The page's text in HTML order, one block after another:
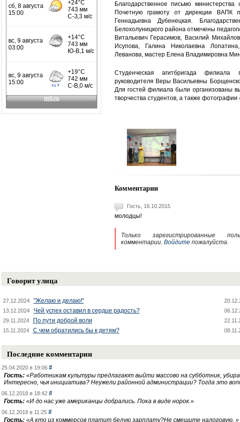
Благодарственное письмо
Почетную грамоту от дирекции ВАПК
Геннадьевна Дубенецкая.
Белохолуницкого района отмечены
Витальевич Герасимов, Василий
Исупова, Галина Николаевна
Леванова, мастер Елена Владимировна
Студенческая агитбригада филиала
руководителя Веры Васильевны
Для гостей филиала были организованы
творчества студентов, а также
Комментарии
Гость, 16.10.2015
молодцы!
Только зарегистрированные
комментарии. Войдитепожалуйста.
Говорит улица
27.12.2024 "Желаю и делаю!"
13.12.2024 Чей успех оставил в сердце радость?
29.11.2024 По пути доброй воли
15.11.2024 С чем обратились бы к детям?
Последние комментарии
25.04.2020 в 19:06 #
Гость: «Работникам культуры предлагают выйти массово на субботник,
Интересно, чья инициатива? Неужели районной администрации? Тогда это
06.12.2018 в 18:42 #
Гость: «И до нас уже американцы добрались. Пока в виде норок.»
06.12.2018 в 11:25 #
Гость: «А кто из коммерсов платит белую зарплату?Не смешите налоговую. »